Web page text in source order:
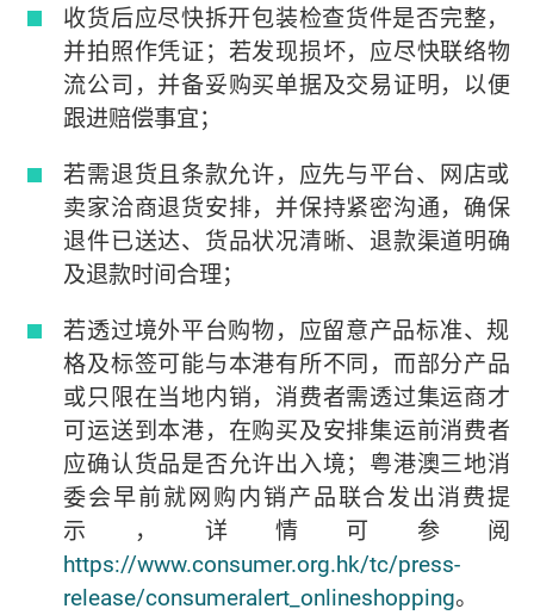
收货后应尽快拆开包装检查货件是否完整，
并拍照作凭证；若发现损坏，应尽快联络物
流公司，并备妥购买单据及交易证明，以便
跟进赔偿事宜；
若需退货且条款允许，应先与平台、网店或
卖家洽商退货安排，并保持紧密沟通，确保
退件已送达、货品状况清晰、退款渠道明确
及退款时间合理；
若透过境外平台购物，应留意产品标准、规
格及标签可能与本港有所不同，而部分产品
或只限在当地内销，消费者需透过集运商才
可运送到本港，在购买及安排集运前消费者
应确认货品是否允许出入境；粤港澳三地消
委会早前就网购内销产品联合发出消费提
示，详情可参阅
https://www.consumer.org.hk/tc/press-
release/consumeralert_onlineshopping。